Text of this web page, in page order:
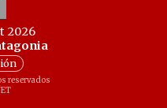
2026
reservados